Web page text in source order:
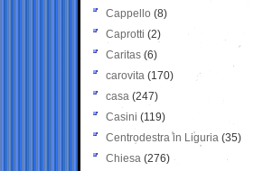
Cappello (8)
Caprotti (2)
Caritas (6)
carovita (170)
casa (247)
Casini (119)
Centrodestra in Liguria (35)
Chiesa (276)